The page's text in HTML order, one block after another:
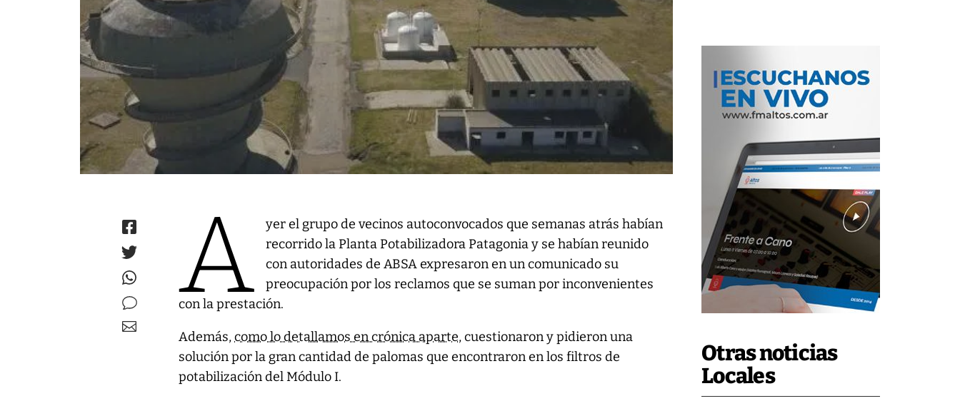
Otras noticias
Locales
A
yer el grupo de vecinos autoconvocados que semanas atrás habían
recorrido la Planta Potabilizadora Patagonia y se habían reunido
con autoridades de ABSA expresaron en un comunicado su
preocupación por los reclamos que se suman por inconvenientes
con la prestación.
Además,como lo detallamos en crónica aparte, cuestionaron y pidieron una
solución por la gran cantidad de palomas que encontraron en los filtros de
potabilización del Módulo I.